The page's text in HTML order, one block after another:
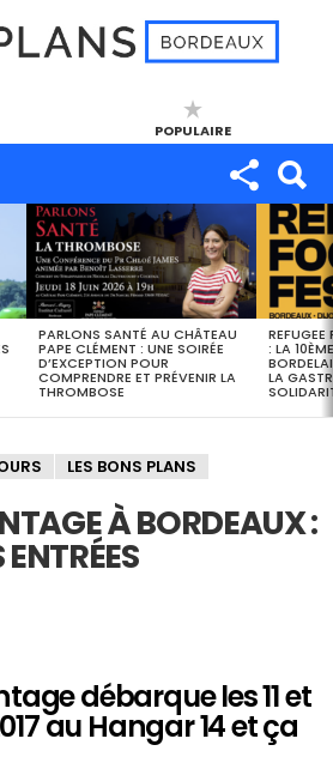
POPULAIRE
PARLONS SANTÉ AU CHÂTEAU
PAPE CLÉMENT : UNE SOIRÉE
D’EXCEPTION POUR
COMPRENDRE ET PRÉVENIR LA
THROMBOSE
: LA
LA
LES BONS PLANS
À BORDEAUX :
débarque les 11 et
au Hangar 14 et ça